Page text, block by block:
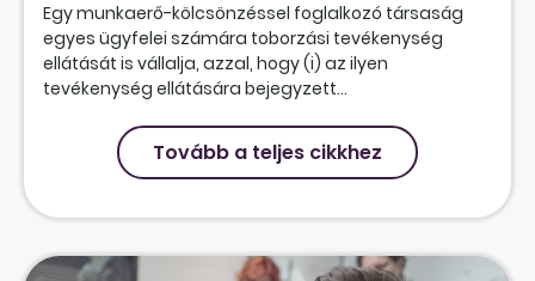
Egy munkaerő-kölcsönzéssel foglalkozó társaság
egyes ügyfelei számára toborzási tevékenység
ellátását is vállalja, azzal, hogy (i) az ilyen
tevékenység ellátására bejegyzett...
Tovább a teljes cikkhez